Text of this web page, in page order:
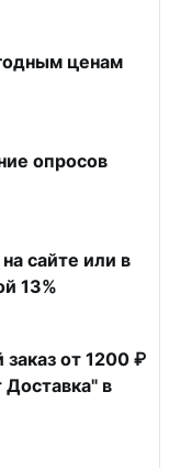
ценам
опросов
сайте или в
13%
от 1200 ₽
в